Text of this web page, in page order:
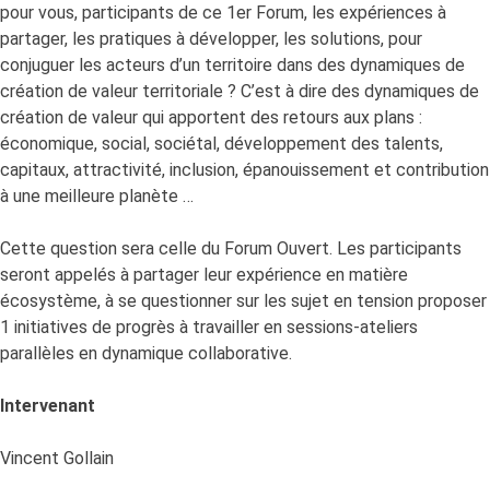
pour vous, participants de ce 1er Forum, les expériences à
partager, les pratiques à développer, les solutions, pour
conjuguer les acteurs d’un territoire dans des dynamiques de
création de valeur territoriale ? C’est à dire des dynamiques de
création de valeur qui apportent des retours aux plans :
économique, social, sociétal, développement des talents,
capitaux, attractivité, inclusion, épanouissement et contribution
à une meilleure planète …
Cette question sera celle du Forum Ouvert. Les participants
seront appelés à partager leur expérience en matière
écosystème, à se questionner sur les sujet en tension proposer
1 initiatives de progrès à travailler en sessions-ateliers
parallèles en dynamique collaborative.
Intervenant
Vincent Gollain